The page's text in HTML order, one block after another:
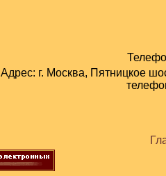
Адрес: г. Москва, Пятницкое